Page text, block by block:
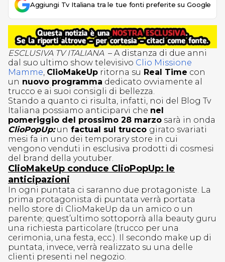
Aggiungi Tv Italiana tra le tue fonti preferite su Google
ESCLUSIVA TV ITALIANA – A distanza di due anni
dal suo ultimo show televisivo Clio Missione
Mamme ClioMakeUp ritorna su Real Time con
un nuovo programma dedicato ovviamente al
trucco e ai suoi consigli di bellezza.
Stando a quanto ci risulta, infatti, noi del Blog Tv
Italiana possiamo anticiparvi che nel
pomeriggio del prossimo 28 marzo sarà in onda
ClioPopUp:un factual sul trucco girato svariati
mesi fa in uno dei temporary store in cui
vengono venduti in esclusiva prodotti di cosmesi
del brand della youtuber.
ClioMakeUp conduce ClioPopUp: le
anticipazioni
In ogni puntata ci saranno due protagoniste. La
prima protagonista di puntata verrà portata
nello store di ClioMakeUp da un amico o un
parente; quest’ultimo sottoporrà alla beauty guru
una richiesta particolare (trucco per una
cerimonia, una festa, ecc.). Il secondo make up di
puntata, invece, verrà realizzato su una delle
clienti presenti nel negozio.